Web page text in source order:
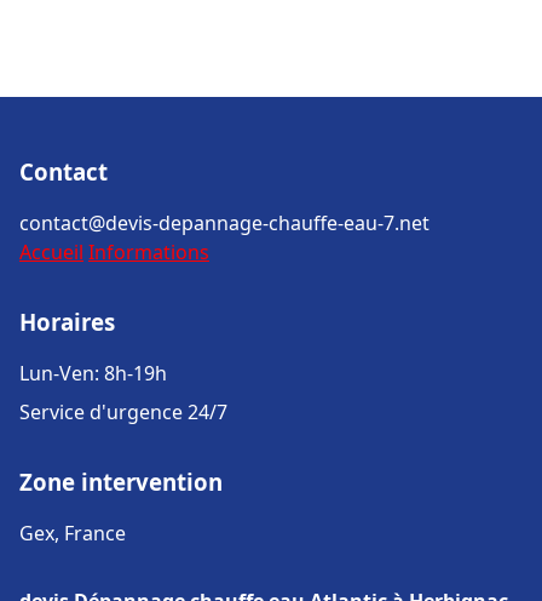
Contact
contact@devis-depannage-chauffe-eau-7.net
Accueil Informations
Horaires
Lun-Ven: 8h-19h
Service d'urgence 24/7
Zone intervention
Gex, France